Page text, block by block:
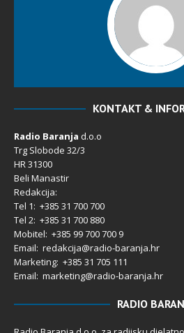
KONTAKT &
Radio Baranja d.o.o
Trg Slobode 32/3
HR 31300
Beli Manastir
Redakcija:
Tel 1: +385 31 700 700
Tel 2: +385 31 700 880
Mobitel: +385 99 700 700 9
Email: redakcija@radio-baranja.hr
Marketing: +385 31 705 111
Email: marketing@radio-baranja.hr
RADIO